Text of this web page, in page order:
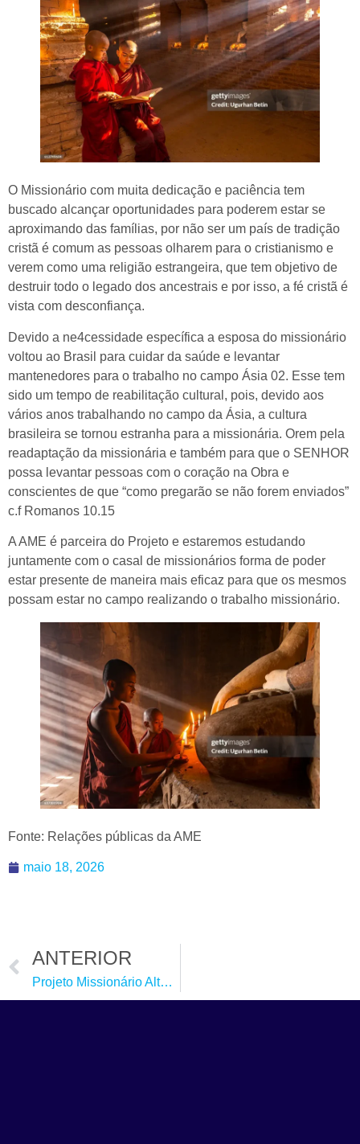
O Missionário com muita dedicação e paciência tem
buscado alcançar oportunidades para poderem estar se
aproximando das famílias, por não ser um país de tradição
cristã é comum as pessoas olharem para o cristianismo e
verem como uma religião estrangeira, que tem objetivo de
destruir todo o legado dos ancestrais e por isso, a fé cristã é
vista com desconfiança.
Devido a ne4cessidade específica a esposa do missionário
voltou ao Brasil para cuidar da saúde e levantar
mantenedores para o trabalho no campo Ásia 02. Esse tem
sido um tempo de reabilitação cultural, pois, devido aos
vários anos trabalhando no campo da Ásia, a cultura
brasileira se tornou estranha para a missionária. Orem pela
readaptação da missionária e também para que o SENHOR
possa levantar pessoas com o coração na Obra e
conscientes de que “como pregarão se não forem enviados”
c.f Romanos 10.15
A AME é parceira do Projeto e estaremos estudando
juntamente com o casal de missionários forma de poder
estar presente de maneira mais eficaz para que os mesmos
possam estar no campo realizando o trabalho missionário.
Fonte: Relações públicas da AME
maio 18, 2026
ANTERIOR
Projeto Missionário Alto da Conceição – MG